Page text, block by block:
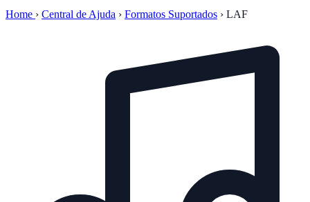
Home › Central de Ajuda › Formatos Suportados › LAF